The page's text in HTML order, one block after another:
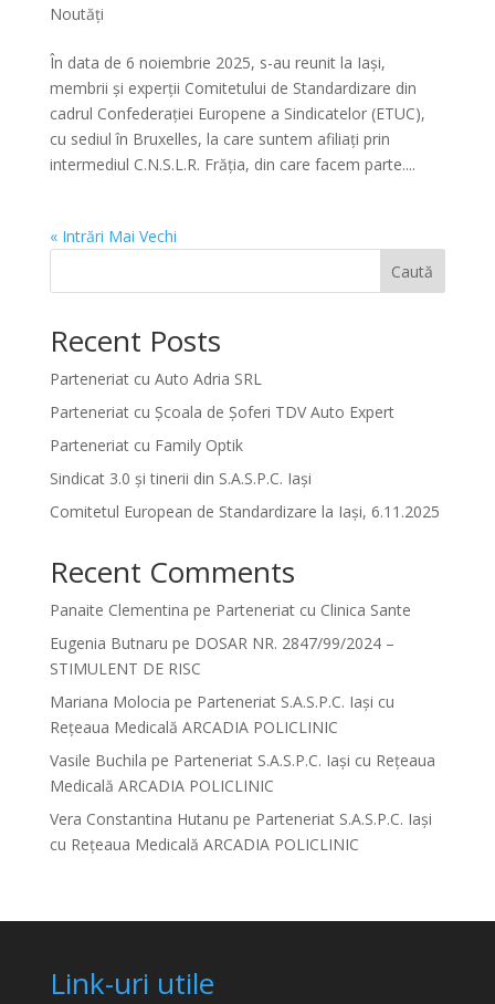
Noutăți
În data de 6 noiembrie 2025, s-au reunit la Iași,
membrii și experții Comitetului de Standardizare din
cadrul Confederației Europene a Sindicatelor (ETUC),
cu sediul în Bruxelles, la care suntem afiliați prin
intermediul C.N.S.L.R. Frăția, din care facem parte....
« Intrări Mai Vechi
Caută
Recent Posts
Parteneriat cu Auto Adria SRL
Parteneriat cu Școala de Șoferi TDV Auto Expert
Parteneriat cu Family Optik
Sindicat 3.0 și tinerii din S.A.S.P.C. Iași
Comitetul European de Standardizare la Iași, 6.11.2025
Recent Comments
Panaite Clementina pe Parteneriat cu Clinica Sante
Eugenia Butnaru pe DOSAR NR. 2847/99/2024 –
STIMULENT DE RISC
Mariana Molocia pe Parteneriat S.A.S.P.C. Iași cu
Rețeaua Medicală ARCADIA POLICLINIC
Vasile Buchila pe Parteneriat S.A.S.P.C. Iași cu Rețeaua
Medicală ARCADIA POLICLINIC
Vera Constantina Hutanu pe Parteneriat S.A.S.P.C. Iași
cu Rețeaua Medicală ARCADIA POLICLINIC
Link-uri utile